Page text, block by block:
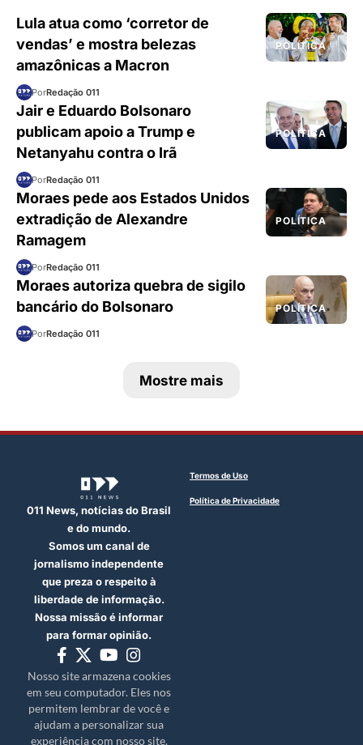
POLÍTICA
Lula atua como ‘corretor de
vendas’ e mostra belezas
amazônicas a Macron
PorRedação 011
POLÍTICA
Jair e Eduardo Bolsonaro
publicam apoio a Trump e
Netanyahu contra o Irã
PorRedação 011
POLÍTICA
Moraes pede aos Estados Unidos
extradição de Alexandre
Ramagem
PorRedação 011
POLÍTICA
Moraes autoriza quebra de sigilo
bancário do Bolsonaro
PorRedação 011
Mostre mais
011 News, notícias do Brasil
e do mundo.
Somos um canal de
jornalismo independente
que preza o respeito à
liberdade de informação.
Nossa missão é informar
para formar opinião.
Nosso site armazena cookies
em seu computador. Eles nos
permitem lembrar de você e
ajudam a personalizar sua
experiência com nosso site.
Termos de Uso
Política de Privacidade